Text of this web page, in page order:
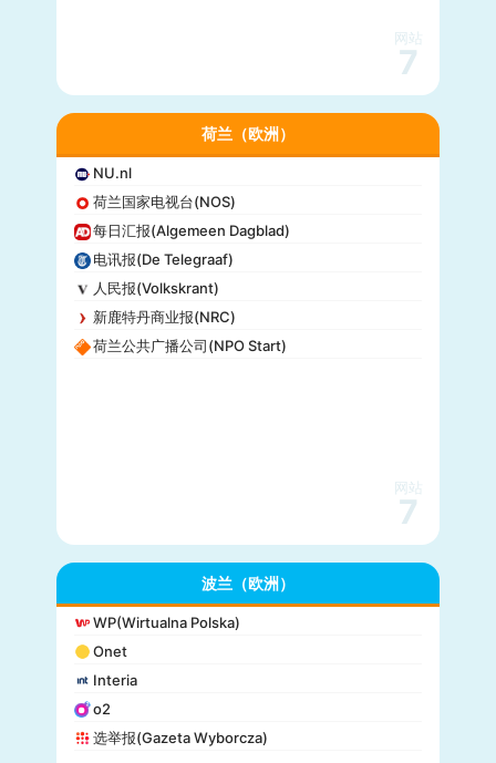
网站
7
荷兰（欧洲）
NU.nl
荷兰国家电视台(NOS)
每日汇报(Algemeen Dagblad)
电讯报(De Telegraaf)
人民报(Volkskrant)
新鹿特丹商业报(NRC)
荷兰公共广播公司(NPO Start)
网站
7
波兰（欧洲）
WP(Wirtualna Polska)
Onet
Interia
o2
选举报(Gazeta Wyborcza)